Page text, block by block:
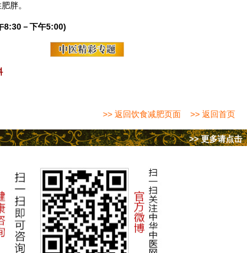
胖。
8:30－下午5:00)
>> 返回饮食减肥页面 >> 返回首页
>> 更多请点击